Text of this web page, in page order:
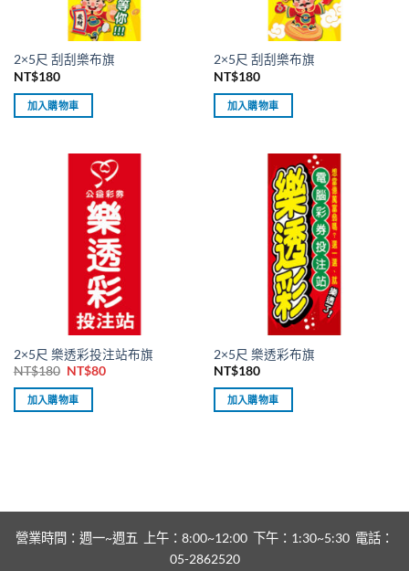
2×5尺 刮刮樂布旗
NT$180
加入購物車
2×5尺 刮刮樂布旗
NT$180
加入購物車
2×5尺 樂透彩投注站布旗
NT$180 原
價
格：
NT$80目
加入購物車
2×5尺 樂透彩布旗
NT$180
加入購物車
營業時間：週一~週五 上午：8:00~12:00 下午：1:30~5:30 電話：
05-2862520